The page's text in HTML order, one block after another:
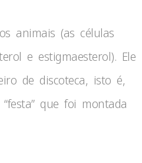
animais (as células
e estigmaesterol). Ele
de discoteca, isto é,
que foi montada